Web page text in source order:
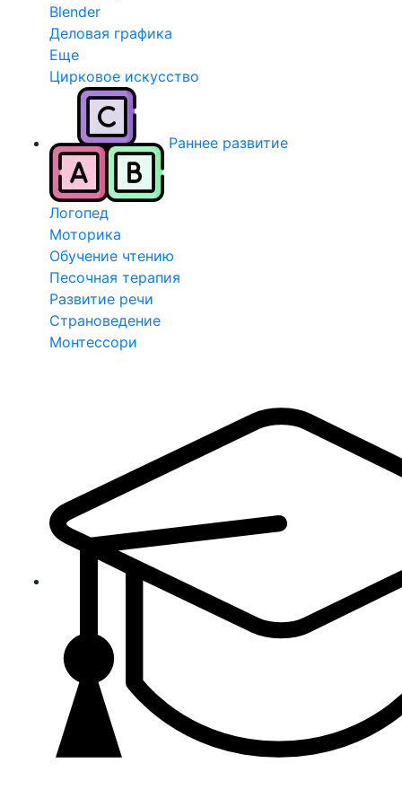
Blender
Деловая графика
Еще
Цирковое искусство
Раннее развитие
Логопед
Моторика
Обучение чтению
Песочная терапия
Развитие речи
Страноведение
Монтессори